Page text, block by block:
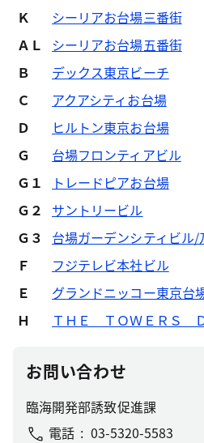
Ｋ
シーリアお台場三番街
ＡＬ
シーリアお台場五番街
Ｂ
デックス東京ビーチ
Ｃ
アクアシティお台場
Ｄ
ヒルトン東京お台場
Ｇ
台場フロンティアビル
Ｇ１
トレードピアお台場
Ｇ２
サントリービル
Ｇ３
台場ガーデンシティビル
Ｆ
フジテレビ本社ビル
Ｅ
グランドニッコー東京台
Ｈ
ＴＨＥ ＴＯＷＥＲＳ
お問い合わせ
臨海開発部誘致促進課
電話
03-5320-5583